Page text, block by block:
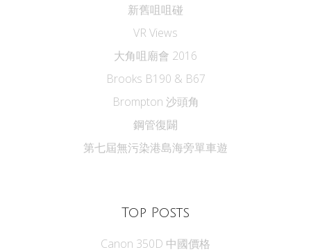
新舊咀咀碰
VR Views
大角咀廟會 2016
Brooks B190 & B67
Brompton 沙頭角
鋼管復闢
第七屆無污染港島海旁單車遊
Top Posts
Canon 350D 中國價格